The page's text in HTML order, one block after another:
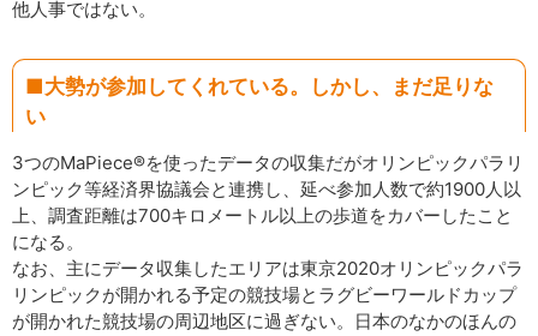
他人事ではない。
■大勢が参加してくれている。しかし、まだ足りな
い
3つのMaPiece®を使ったデータの収集だがオリンピックパラリ
ンピック等経済界協議会と連携し、延べ参加人数で約1900人以
上、調査距離は700キロメートル以上の歩道をカバーしたこと
になる。
なお、主にデータ収集したエリアは東京2020オリンピックパラ
リンピックが開かれる予定の競技場とラグビーワールドカップ
が開かれた競技場の周辺地区に過ぎない。日本のなかのほんの